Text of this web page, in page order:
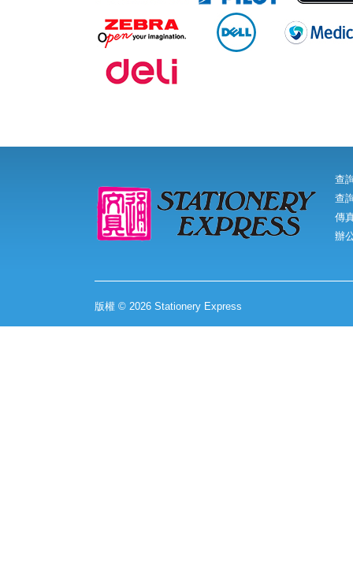
查
查
傳
辦
版權 © 2026 Stationery Express